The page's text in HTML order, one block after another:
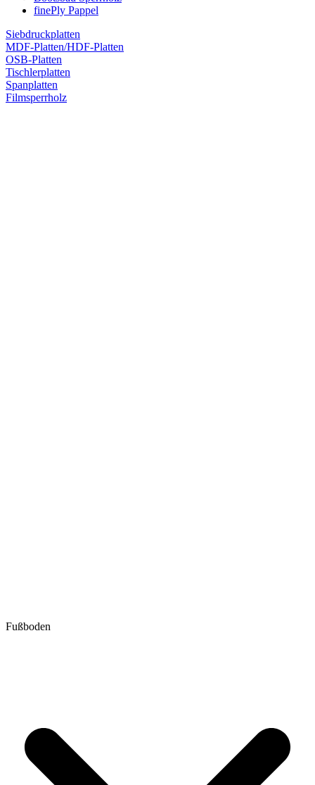
finePly Pappel
Siebdruckplatten
MDF-Platten/HDF-Platten
OSB-Platten
Tischlerplatten
Spanplatten
Filmsperrholz
Fußboden